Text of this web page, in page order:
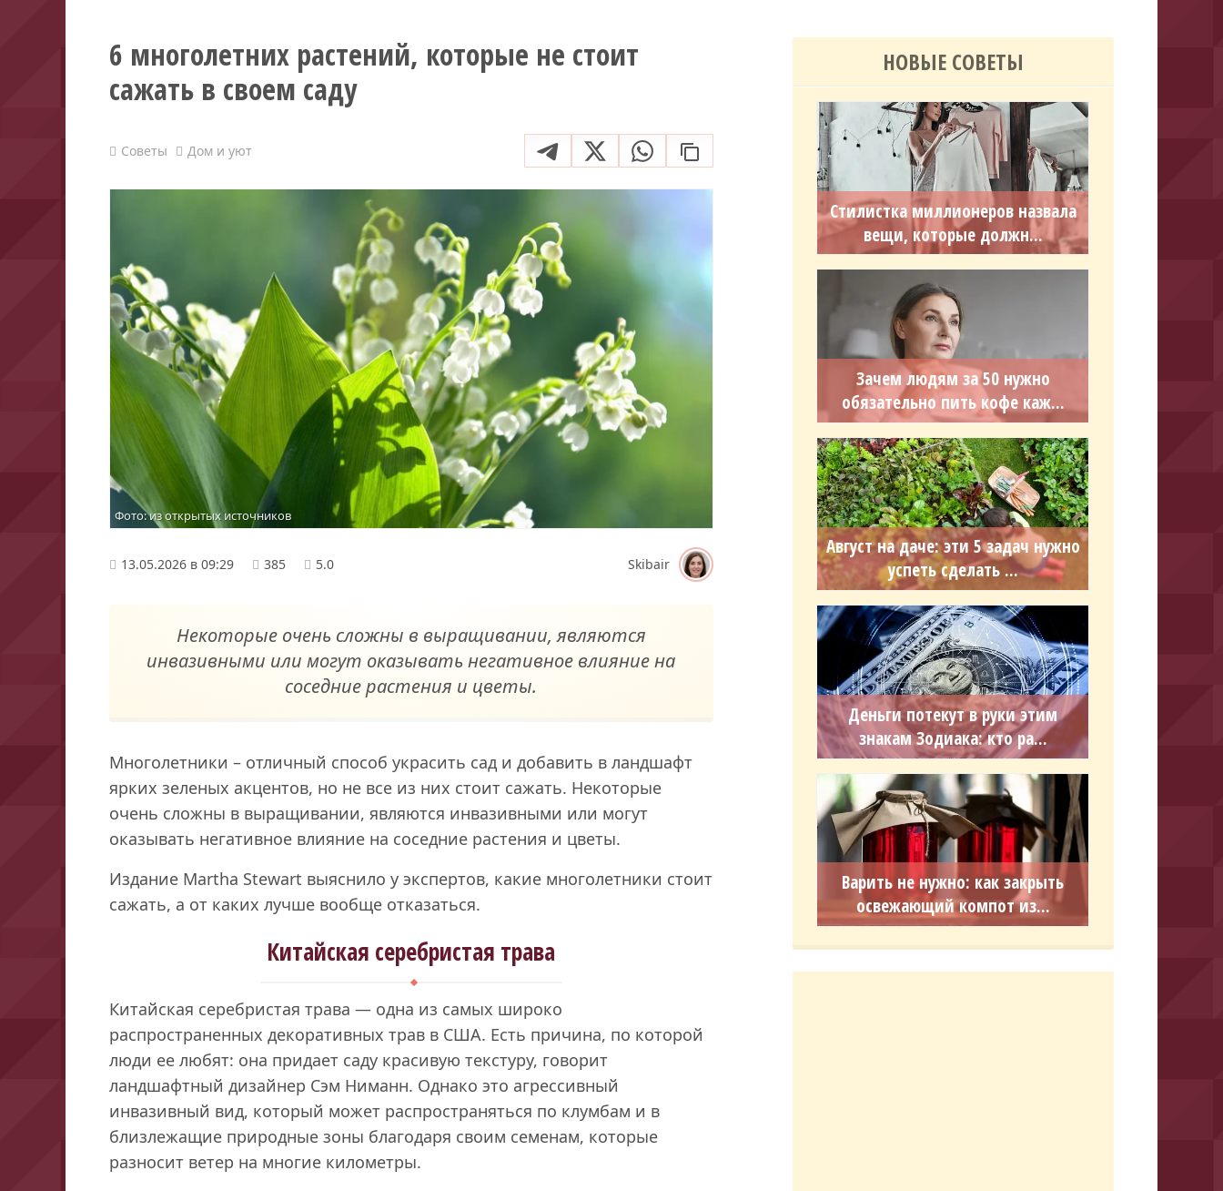
6 многолетних растений, которые не стоит
сажать в своем саду
Советы Дом и уют
Фото: из открытых источников
13.05.2026 в 09:29 385 5.0 Skibair
Некоторые очень сложны в выращивании, являются
инвазивными или могут оказывать негативное влияние на
соседние растения и цветы.
Многолетники – отличный способ украсить сад и добавить в ландшафт
ярких зеленых акцентов, но не все из них стоит сажать. Некоторые
очень сложны в выращивании, являются инвазивными или могут
оказывать негативное влияние на соседние растения и цветы.
Издание Martha Stewart выяснило у экспертов, какие многолетники стоит
сажать, а от каких лучше вообще отказаться.
Китайская серебристая трава
Китайская серебристая трава — одна из самых широко
распространенных декоративных трав в США. Есть причина, по которой
люди ее любят: она придает саду красивую текстуру, говорит
ландшафтный дизайнер Сэм Ниманн. Однако это агрессивный
инвазивный вид, который может распространяться по клумбам и в
близлежащие природные зоны благодаря своим семенам, которые
разносит ветер на многие километры.
НОВЫЕ СОВЕТЫ
Стилистка миллионеров назвала
вещи, которые должн...
Зачем людям за 50 нужно
обязательно пить кофе каж...
Август на даче: эти 5 задач нужно
успеть сделать ...
Деньги потекут в руки этим
знакам Зодиака: кто ра...
Варить не нужно: как закрыть
освежающий компот из...